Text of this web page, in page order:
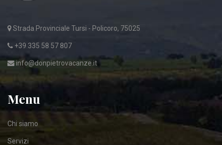
Strada Provinciale Tursi - Policoro, 75025
+39 335 58 57 807
info@donpietrovacanze.it
Menu
Chi siamo
Servizi